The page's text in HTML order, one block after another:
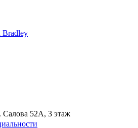
Bradley
Салова 52А, 3 этаж